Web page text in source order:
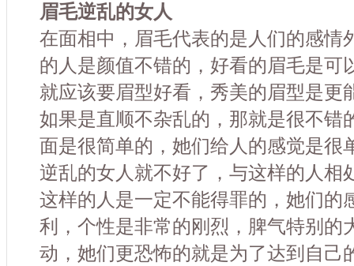
眉毛逆乱的女人
在面相中，眉毛代表的是人们的感情
的人是颜值不错的，好看的眉毛是可
就应该要眉型好看，秀美的眉型是更
如果是直顺不杂乱的，那就是很不错
面是很简单的，她们给人的感觉是很
逆乱的女人就不好了，与这样的人相
这样的人是一定不能得罪的，她们的
利，个性是非常的刚烈，脾气特别的
动，她们更恐怖的就是为了达到自己